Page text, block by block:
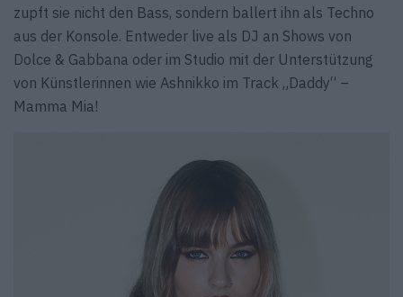
zupft sie nicht den Bass, sondern ballert ihn als Techno
aus der Konsole. Entweder live als DJ an Shows von
Dolce & Gabbana oder im Studio mit der Unterstützung
von Künstlerinnen wie Ashnikko im Track „Daddy“ –
Mamma Mia!